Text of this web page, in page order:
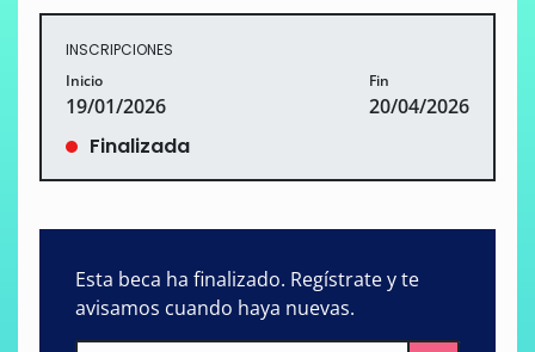
INSCRIPCIONES
Inicio
19/01/2026
Fin
20/04/2026
Finalizada
Esta beca ha finalizado. Regístrate y te
avisamos cuando haya nuevas.